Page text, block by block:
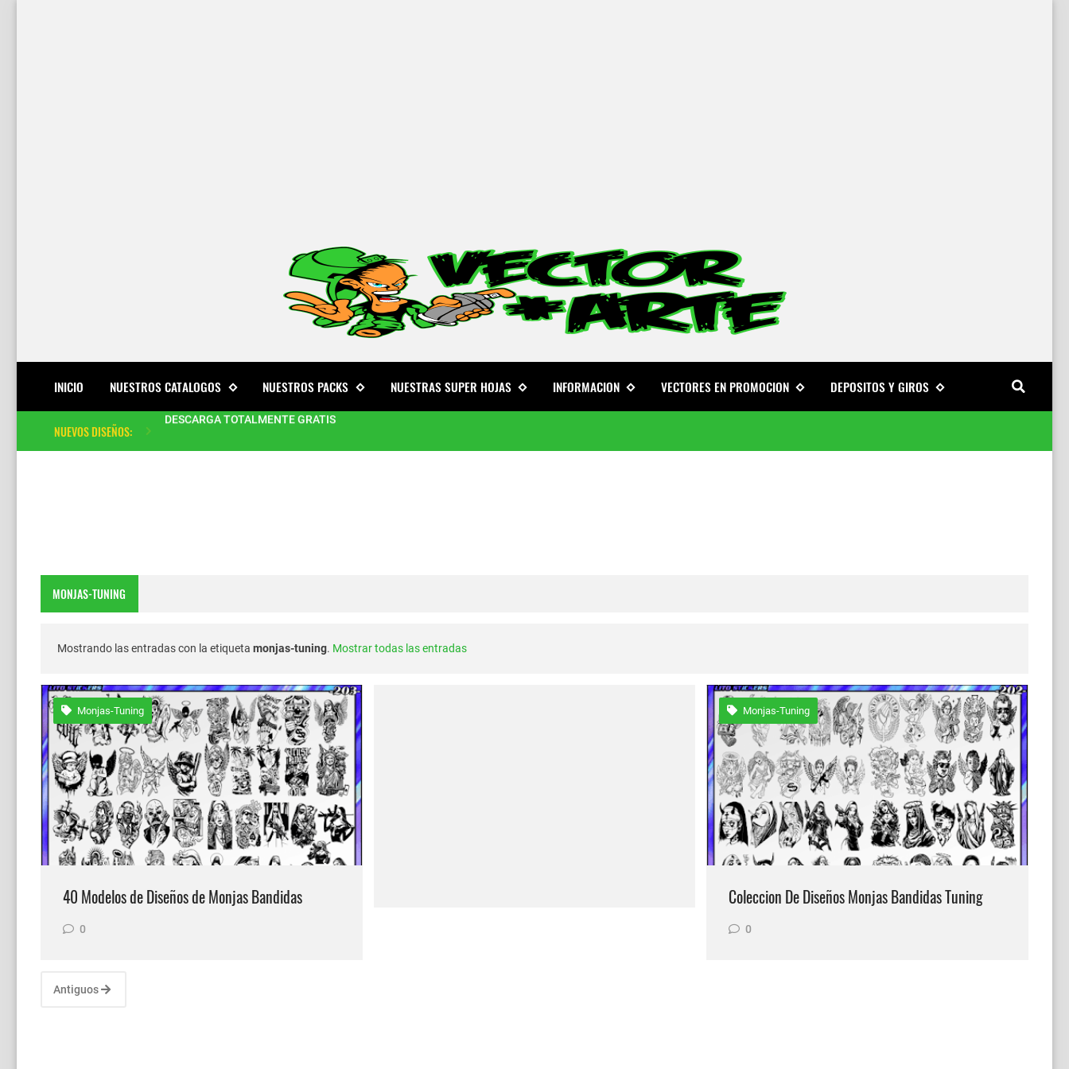
INICIO NUESTROS CATALOGOS NUESTROS PACKS NUESTRAS SUPER HOJAS INFORMACION VECTORES EN PROMOCION DEPOSITOS Y GIROS
NUEVOS DISEÑOS:
DESCARGA TOTALMENTE GRATIS
📂Catalogo de Diseños Tuning #14 Miles de Vectores editables
Vector de Jesucristo Crucificado Descarga Gratis
MONJAS-TUNING
Mostrando las entradas con la etiqueta monjas-tuning. Mostrar todas las entradas
Monjas-Tuning
40 Modelos de Diseños de Monjas Bandidas
0
Monjas-Tuning
Coleccion De Diseños Monjas Bandidas Tuning
0
Antiguos